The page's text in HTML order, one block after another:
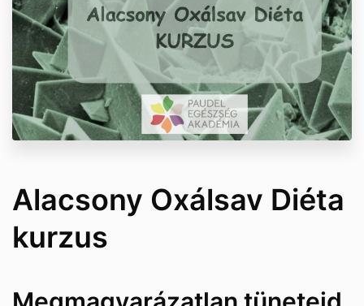
Alacsony Oxálsav Diéta
kurzus